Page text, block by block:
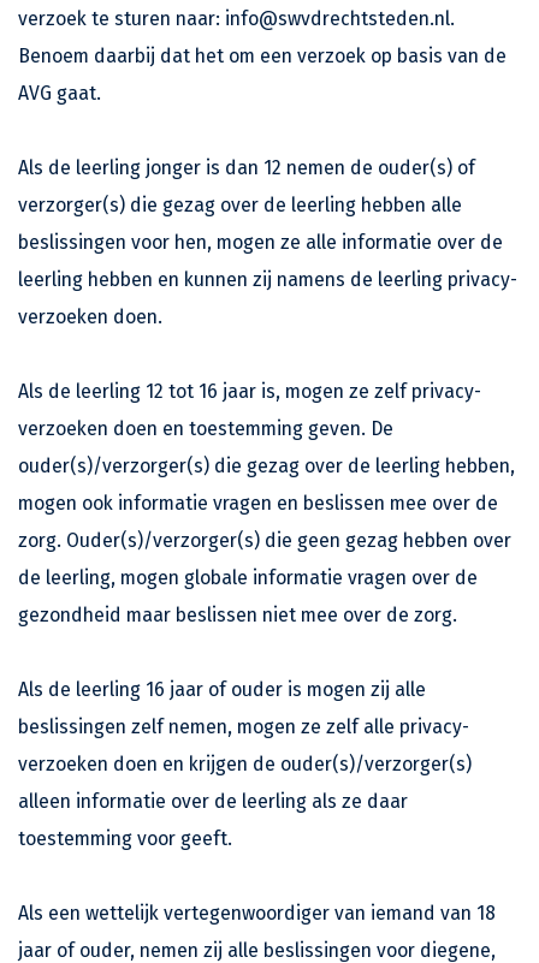
verzoek te sturen naar: info@swvdrechtsteden.nl.
Benoem daarbij dat het om een verzoek op basis van de
AVG gaat.
Als de leerling jonger is dan 12 nemen de ouder(s) of
verzorger(s) die gezag over de leerling hebben alle
beslissingen voor hen, mogen ze alle informatie over de
leerling hebben en kunnen zij namens de leerling privacy-
verzoeken doen.
Als de leerling 12 tot 16 jaar is, mogen ze zelf privacy-
verzoeken doen en toestemming geven. De
ouder(s)/verzorger(s) die gezag over de leerling hebben,
mogen ook informatie vragen en beslissen mee over de
zorg. Ouder(s)/verzorger(s) die geen gezag hebben over
de leerling, mogen globale informatie vragen over de
gezondheid maar beslissen niet mee over de zorg.
Als de leerling 16 jaar of ouder is mogen zij alle
beslissingen zelf nemen, mogen ze zelf alle privacy-
verzoeken doen en krijgen de ouder(s)/verzorger(s)
alleen informatie over de leerling als ze daar
toestemming voor geeft.
Als een wettelijk vertegenwoordiger van iemand van 18
jaar of ouder, nemen zij alle beslissingen voor diegene,